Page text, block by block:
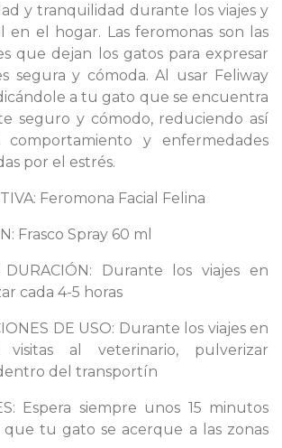
y tranquilidad durante los viajes y
en el hogar. Las feromonas son las
que dejan los gatos para expresar
segura y cómoda. Al usar Feliway
a tu gato que se encuentra
seguro y cómodo, reduciendo así
comportamiento y enfermedades
por el estrés.
Feromona Facial Felina
Frasco Spray 60 ml
DURACIÓN: Durante los viajes en
cada 4-5 horas
DE USO: Durante los viajes en
al veterinario, pulverizar
del transportín
Espera siempre unos 15 minutos
tu gato se acerque a las zonas